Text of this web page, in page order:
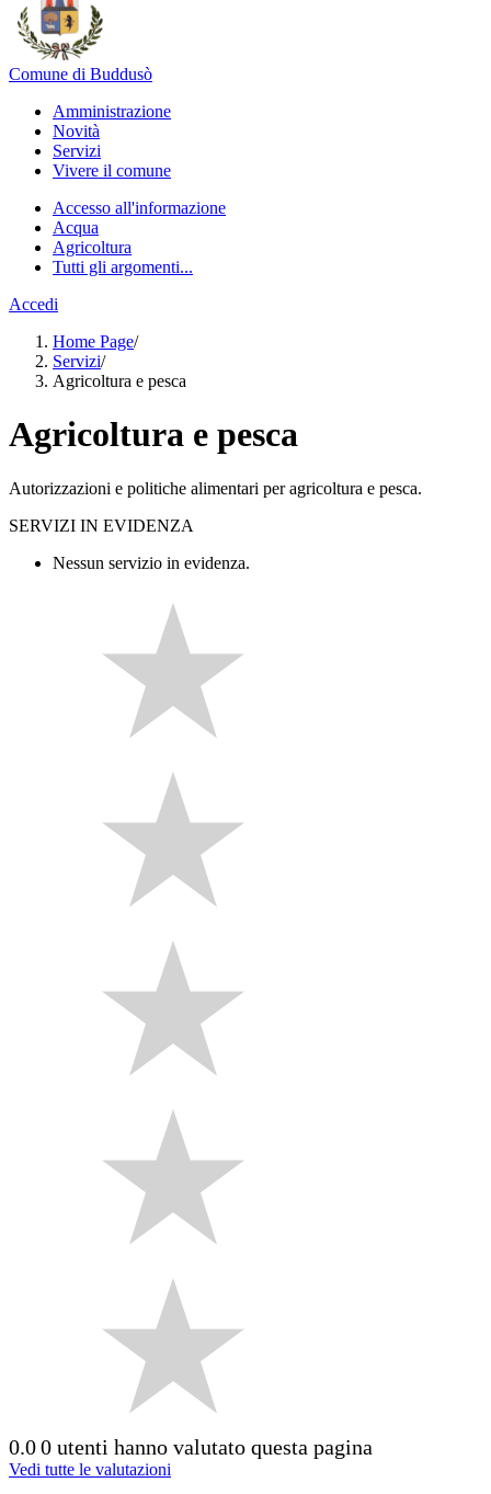
Comune di Buddusò
Amministrazione
Novità
Servizi
Vivere il comune
Accesso all'informazione
Acqua
Agricoltura
Tutti gli argomenti...
Accedi
Home Page/
Servizi/
Agricoltura e pesca
Agricoltura e pesca
Autorizzazioni e politiche alimentari per agricoltura e pesca.
SERVIZI IN EVIDENZA
Nessun servizio in evidenza.
0.00 utenti hanno valutato questa pagina
Vedi tutte le valutazioni